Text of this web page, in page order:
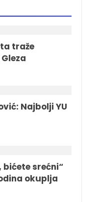
traže
Najbolji YU
srećni“
okuplja